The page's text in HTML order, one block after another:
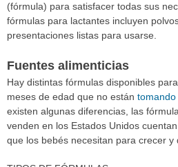
(fórmula) para satisfacer todas sus
fórmulas para lactantes incluyen
presentaciones listas para usarse.
Fuentes alimenticias
Hay distintas fórmulas disponibles
meses de edad que no están
existen algunas diferencias, las
venden en los Estados Unidos
que los bebés necesitan para crecer y